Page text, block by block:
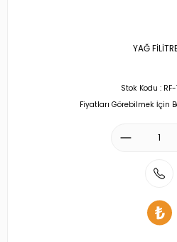
YAĞ
Stok Kodu :
Fiyatları Görebilmek İçin